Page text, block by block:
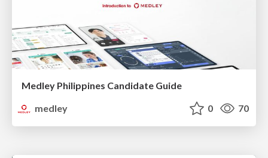
Medley Philippines Candidate Guide
medley
0 70